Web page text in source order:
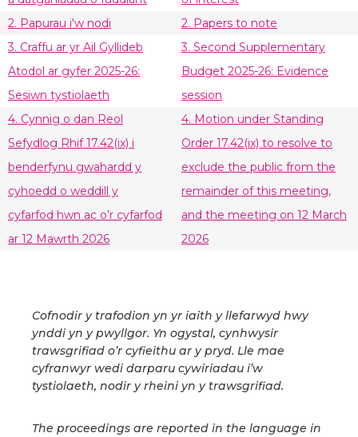
2. Papurau i'w nodi
2. Papers to note
3. Craffu ar yr Ail Gyllideb
Atodol ar gyfer 2025-26:
Sesiwn tystiolaeth
3. Second Supplementary
Budget 2025-26: Evidence
session
4. Cynnig o dan Reol
Sefydlog Rhif 17.42(ix) i
benderfynu gwahardd y
cyhoedd o weddill y
cyfarfod hwn ac o’r cyfarfod
ar 12 Mawrth 2026
4. Motion under Standing
Order 17.42(ix) to resolve to
exclude the public from the
remainder of this meeting,
and the meeting on 12 March
2026
Cofnodir y trafodion yn yr iaith y llefarwyd hwy
ynddi yn y pwyllgor. Yn ogystal, cynhwysir
trawsgrifiad o’r cyfieithu ar y pryd. Lle mae
cyfranwyr wedi darparu cywiriadau i’w
tystiolaeth, nodir y rheini yn y trawsgrifiad.
The proceedings are reported in the language in